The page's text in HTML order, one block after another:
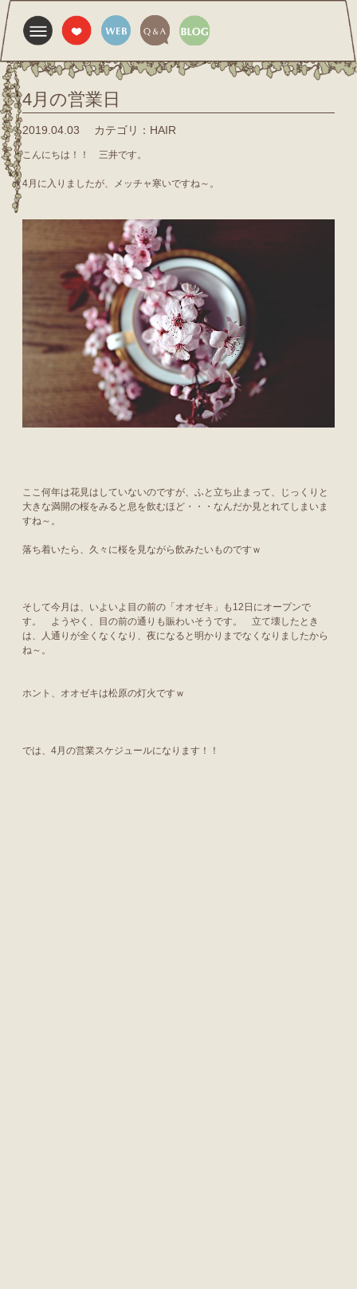
4月の営業日
2019.04.03 カテゴリ：HAIR
こんにちは！！ 三井です。
4月に入りましたが、メッチャ寒いですね～。
ここ何年は花見はしていないのですが、ふと立ち止まって、じっくりと
大きな満開の桜をみると息を飲むほど・・・なんだか見とれてしまいま
すね～。
落ち着いたら、久々に桜を見ながら飲みたいものですｗ
そして今月は、いよいよ目の前の「オオゼキ」も12日にオープンで
す。 ようやく、目の前の通りも賑わいそうです。 立て壊したとき
は、人通りが全くなくなり、夜になると明かりまでなくなりましたから
ね～。
ホント、オオゼキは松原の灯火ですｗ
では、4月の営業スケジュールになります！！